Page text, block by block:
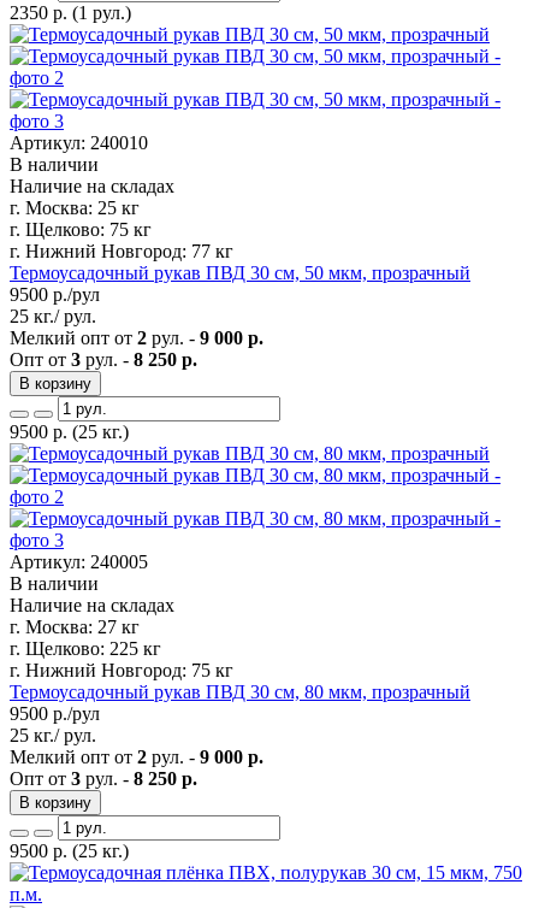
2350 р. (1 рул.)
Артикул: 240010
В наличии
Наличие на складах
г. Москва: 25 кг
г. Щелково: 75 кг
г. Нижний Новгород: 77 кг
Термоусадочный рукав ПВД 30 см, 50 мкм, прозрачный
9500 р./рул
25 кг./ рул.
Мелкий опт от 2 рул. - 9 000 р.
Опт от 3 рул. - 8 250 р.
В корзину
9500 р. (25 кг.)
Артикул: 240005
В наличии
Наличие на складах
г. Москва: 27 кг
г. Щелково: 225 кг
г. Нижний Новгород: 75 кг
Термоусадочный рукав ПВД 30 см, 80 мкм, прозрачный
9500 р./рул
25 кг./ рул.
Мелкий опт от 2 рул. - 9 000 р.
Опт от 3 рул. - 8 250 р.
В корзину
9500 р. (25 кг.)